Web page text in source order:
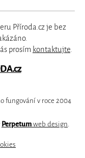
Příroda.cz je bez
prosím kontaktujte.
fungování v roce 2004
Perpetum web design